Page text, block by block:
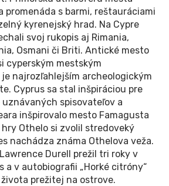
promenáda s barmi, reštauráciami
kyrenejský hrad. Na Cypre
svoj rukopis aj Rimania,
Osmani či Briti. Antické mesto
cyperským mestským
najrozľahlejším archeologickým
Cyprus sa stal inšpiráciou pre
spisovateľov a
inšpirovalo mesto Famagusta
Othelo si zvolil stredoveký
nachádza známa Othelova veža.
Durell prežil tri roky v
a v autobiografii „Horké citróny“
prežitej na ostrove.